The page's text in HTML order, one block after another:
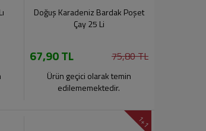
Doğuş Karadeniz Bardak Poşet
Çay 25 Li
67,90 TL 75,80 TL
Ürün geçici olarak temin
edilememektedir.
1+1